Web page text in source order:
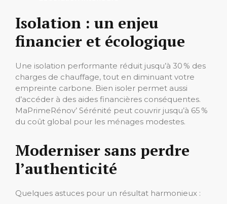
Isolation : un enjeu
financier et écologique
Une isolation performante réduit jusqu’à 30 % des
charges de chauffage, tout en diminuant votre
empreinte carbone. Bien isoler permet aussi
d’accéder à des aides financières conséquentes.
MaPrimeRénov’ Sérénité peut couvrir jusqu’à 65 %
du coût global pour les ménages modestes.
Moderniser sans perdre
l’authenticité
Quelques astuces pour un résultat harmonieux :